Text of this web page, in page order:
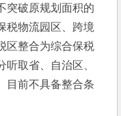
破原规划面积的
税物流园区、跨境
区整合为综合保税
取省、自治区、
目前不具备整合条